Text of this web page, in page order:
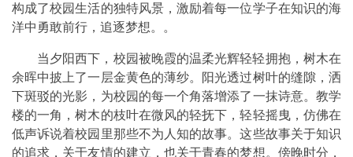
构成了校园生活的独特风景，激励着每一位学子在知识的海
洋中勇敢前行，追逐梦想。。
当夕阳西下，校园被晚霞的温柔光辉轻轻拥抱，树木在
余晖中披上了一层金黄色的薄纱。阳光透过树叶的缝隙，洒
下斑驳的光影，为校园的每一个角落增添了一抹诗意。教学
楼的一角，树木的枝叶在微风的轻抚下，轻轻摇曳，仿佛在
低声诉说着校园里那些不为人知的故事。这些故事关于知识
的追求，关于友情的建立，也关于青春的梦想。傍晚时分，